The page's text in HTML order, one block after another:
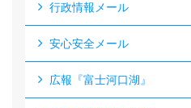
行政情報メール
安心安全メール
広報『富士河口湖』